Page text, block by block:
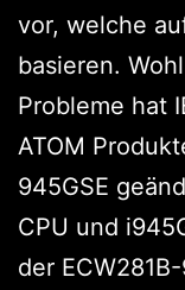
vor, welche
basieren.
Probleme hat
ATOM
945GSE
CPU und
der